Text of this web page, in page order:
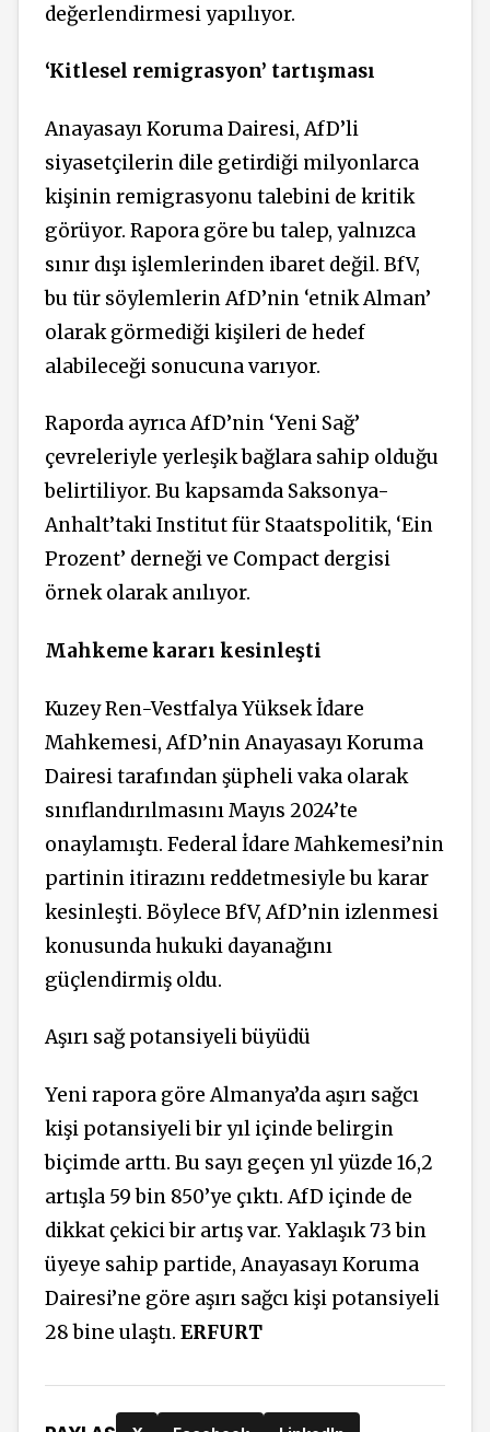
değerlendirmesi yapılıyor.
‘Kitlesel remigrasyon’ tartışması
Anayasayı Koruma Dairesi, AfD’li
siyasetçilerin dile getirdiği milyonlarca
kişinin remigrasyonu talebini de kritik
görüyor. Rapora göre bu talep, yalnızca
sınır dışı işlemlerinden ibaret değil. BfV,
bu tür söylemlerin AfD’nin ‘etnik Alman’
olarak görmediği kişileri de hedef
alabileceği sonucuna varıyor.
Raporda ayrıca AfD’nin ‘Yeni Sağ’
çevreleriyle yerleşik bağlara sahip olduğu
belirtiliyor. Bu kapsamda Saksonya-
Anhalt’taki Institut für Staatspolitik, ‘Ein
Prozent’ derneği ve Compact dergisi
örnek olarak anılıyor.
Mahkeme kararı kesinleşti
Kuzey Ren-Vestfalya Yüksek İdare
Mahkemesi, AfD’nin Anayasayı Koruma
Dairesi tarafından şüpheli vaka olarak
sınıflandırılmasını Mayıs 2024’te
onaylamıştı. Federal İdare Mahkemesi’nin
partinin itirazını reddetmesiyle bu karar
kesinleşti. Böylece BfV, AfD’nin izlenmesi
konusunda hukuki dayanağını
güçlendirmiş oldu.
Aşırı sağ potansiyeli büyüdü
Yeni rapora göre Almanya’da aşırı sağcı
kişi potansiyeli bir yıl içinde belirgin
biçimde arttı. Bu sayı geçen yıl yüzde 16,2
artışla 59 bin 850’ye çıktı. AfD içinde de
dikkat çekici bir artış var. Yaklaşık 73 bin
üyeye sahip partide, Anayasayı Koruma
Dairesi’ne göre aşırı sağcı kişi potansiyeli
28 bine ulaştı. ERFURT